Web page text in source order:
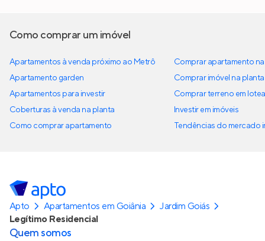
Como comprar um imóvel
Apartamentos à venda próximo ao Metrô
Apartamento garden
Apartamentos para investir
Coberturas à venda na planta
Como comprar apartamento
Comprar apartamento
Comprar imóvel na planta
Comprar terreno em
Investir em imóveis
Tendências do mercado
Apto Apartamentos em Goiânia
Jardim Goiás
Legítimo Residencial
Quem somos